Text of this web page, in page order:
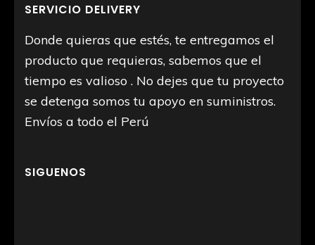
SERVICIO DELIVERY
Donde quieras que estés, te entregamos el
producto que requieras, sabemos que el
tiempo es valioso . No dejes que tu proyecto
se detenga somos tu apoyo en suministros.
Envíos a todo el Perú
SIGUENOS